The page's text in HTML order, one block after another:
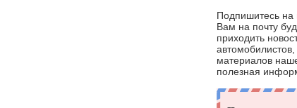
Подпишитесь на
Вам на почту
приходить
материалов
полезная